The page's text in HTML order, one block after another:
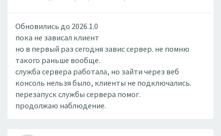
Обновились до 2026.1.0
пока не зависал клиент
но в первый раз сегодня завис сервер. не помню
такого раньше вообще.
служба сервера работала, но зайти через веб
консоль нельзя было, клиенты не подключались.
перезапуск службы сервера помог.
продолжаю наблюдение.